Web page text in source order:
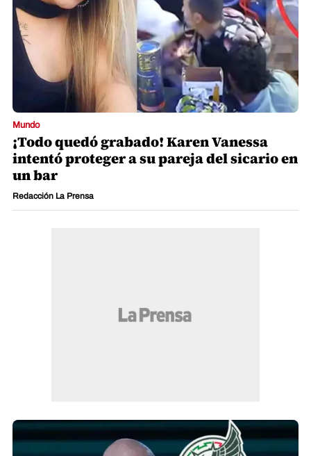
Mundo
¡Todo quedó grabado! Karen Vanessa
intentó proteger a su pareja del sicario en
un bar
Redacción La Prensa